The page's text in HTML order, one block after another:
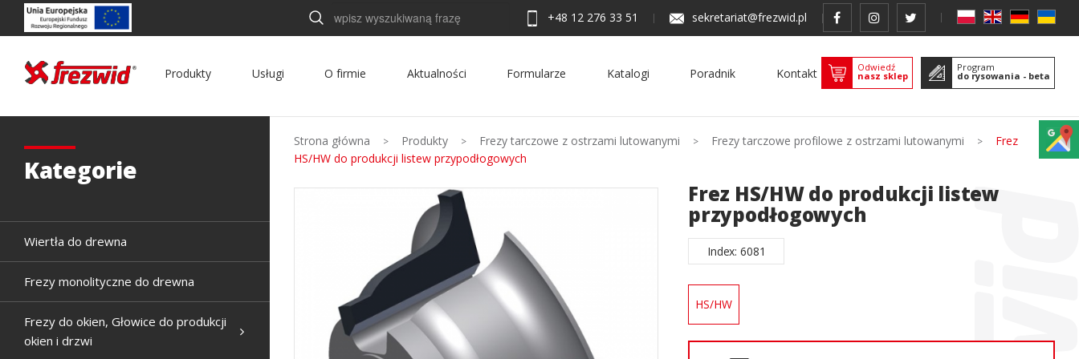
+48 12 276 33 51 sekretariat@frezwid.pl
Szukaj
Odwiedź
nasz sklep
Program
do rysowania - beta
Produkty Usługi O firmie Aktualności Formularze Katalogi Poradnik Kontakt
Kategorie
Wiertła do drewna
Frezy monolityczne do drewna
Frezy do okien, Głowice do produkcji
okien i drzwi
Strona główna Produkty Frezy tarczowe z ostrzami lutowanymi Frezy tarczowe profilowe z ostrzami lutowanymi
Frez
HS/HW do produkcji listew przypodłogowych
Frez HS/HW do produkcji listew
przypodłogowych
Index: 6081
HS/HW